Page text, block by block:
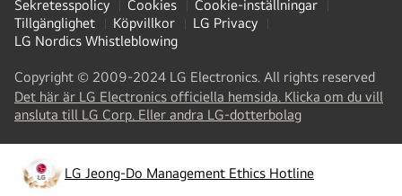
Sekretesspolicy
Cookies
Cookie-inställningar
Tillgänglighet
Köpvillkor
LG Privacy
LG Nordics Whistleblowing
Copyright © 2009-2024 LG Electronics. All rights reserved
Det här är LG Electronics officiella hemsida. Klicka om du vill
ansluta till LG Corp. Eller andra LG-dotterbolag(
a
new
tab
LG Jeong-Do Management Ethics Hotline
opens